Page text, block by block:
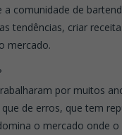
comunidade de
tendências, criar
mercado.
por muitos
de erros, que tem
o mercado onde